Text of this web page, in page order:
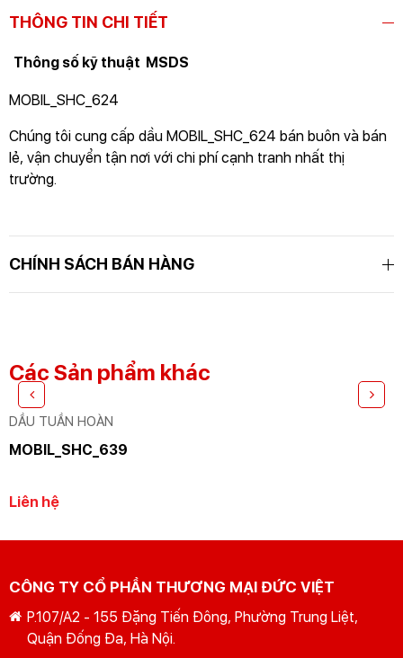
THÔNG TIN CHI TIẾT
Thông số kỹ thuật MSDS
MOBIL_SHC_624
Chúng tôi cung cấp dầu MOBIL_SHC_624 bán buôn và bán
lẻ, vận chuyển tận nơi với chi phí cạnh tranh nhất thị
trường.
CHÍNH SÁCH BÁN HÀNG
GỬI THÔNG TIN ĐỂ CHÚNG TÔI TƯ VẤN
CHO BẠN
Các Sản phẩm khác
DẦU TUẦN HOÀN
MOBIL_SHC_639
Liên hệ
CÔNG TY CỔ PHẦN THƯƠNG MẠI ĐỨC VIỆT
P.107/A2 - 155 Đặng Tiến Đông, Phường Trung Liệt,
Quận Đống Đa, Hà Nội.